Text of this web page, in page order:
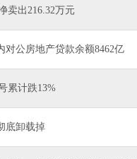
卖出216.32万元
对公房地产贷款余额8462亿
累计跌13%
底卸载掉